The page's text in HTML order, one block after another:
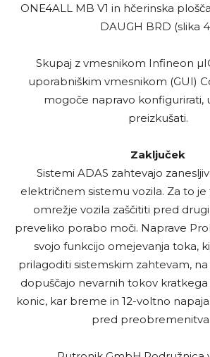
ONE4ALL MB V1 in hčerinska
DAUGH BRD (slika
Skupaj z vmesnikom Infineon
uporabniškim vmesnikom (GUI)
mogoče napravo konfigurirati,
preizkušati.
Zaključek
Sistemi ADAS zahtevajo
električnem sistemu vozila. Za to
omrežje vozila zaščititi pred
preveliko porabo moči. Naprave
svojo funkcijo omejevanja toka,
prilagoditi sistemskim zahtevam,
dopuščajo nevarnih tokov
konic, kar breme in 12-voltno
pred